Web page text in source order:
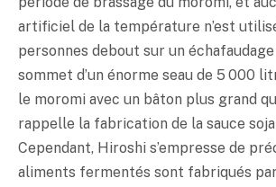
artificiel de la température n’est
personnes debout sur un
sommet d’un énorme seau de 5 000
le moromi avec un bâton plus grand
rappelle la fabrication de la sauce soja
Cependant, Hiroshi s’empresse de
aliments fermentés sont fabriqués